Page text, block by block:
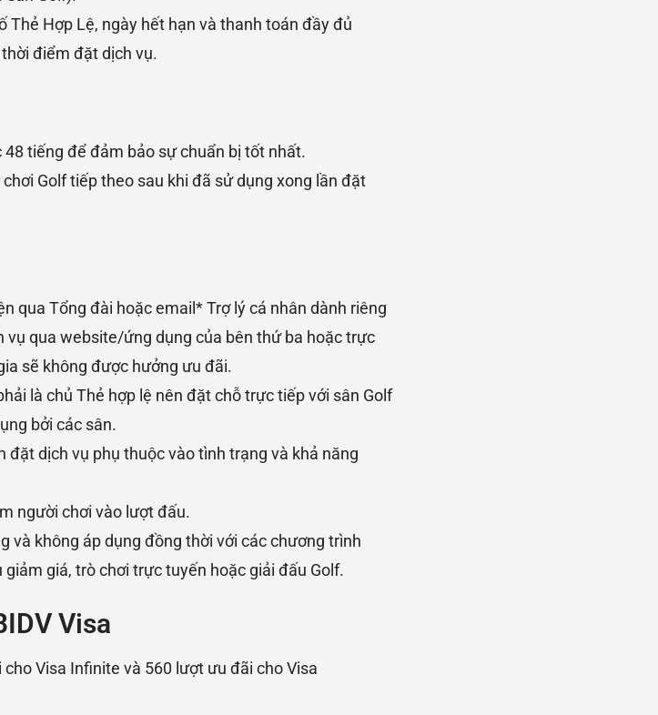
Thẻ Hợp Lệ, ngày hết hạn và thanh toán đầy đủ
điểm đặt dịch vụ.
tiếng để đảm bảo sự chuẩn bị tốt nhất.
Golf tiếp theo sau khi đã sử dụng xong lần đặt
qua Tổng đài hoặc email* Trợ lý cá nhân dành riêng
vụ qua website/ứng dụng của bên thứ ba hoặc trực
sẽ không được hưởng ưu đãi.
là chủ Thẻ hợp lệ nên đặt chỗ trực tiếp với sân Golf
bởi các sân.
đặt dịch vụ phụ thuộc vào tình trạng và khả năng
người chơi vào lượt đấu.
và không áp dụng đồng thời với các chương trình
giá, trò chơi trực tuyến hoặc giải đấu Golf.
Visa
Visa Infinite và 560 lượt ưu đãi cho Visa